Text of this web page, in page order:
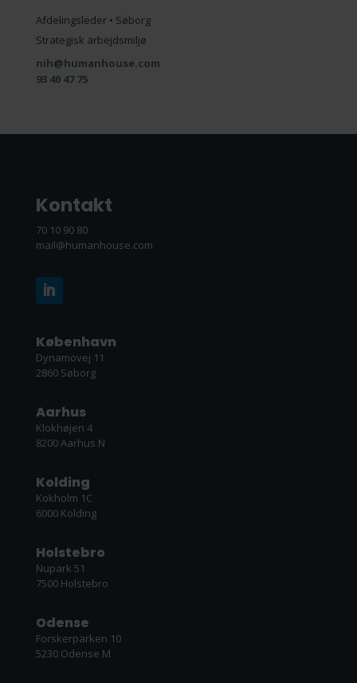
Afdelingsleder • Søborg
Strategisk arbejdsmiljø
nih@humanhouse.com
93 40 47 75
Kontakt
70 10 90 80
mail@humanhouse.com
København
Dynamovej 11
2860 Søborg
Aarhus
Klokhøjen 4
8200 Aarhus N
Kolding
Kokholm 1C
6000 Kolding
Holstebro
Nupark 51
7500 Holstebro
Odense
Forskerparken 10
5230 Odense M